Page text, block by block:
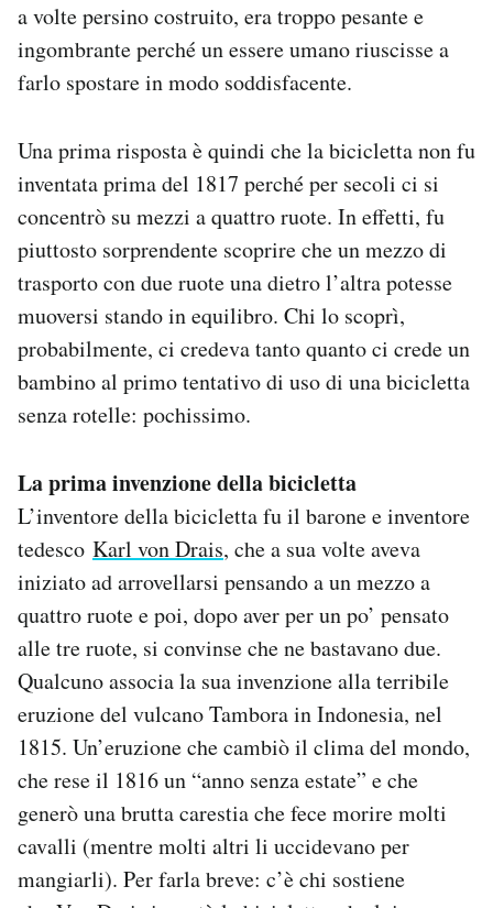
a volte persino costruito, era troppo pesante e
ingombrante perché un essere umano riuscisse a
farlo spostare in modo soddisfacente.
Una prima risposta è quindi che la bicicletta non fu
inventata prima del 1817 perché per secoli ci si
concentrò su mezzi a quattro ruote. In effetti, fu
piuttosto sorprendente scoprire che un mezzo di
trasporto con due ruote una dietro l’altra potesse
muoversi stando in equilibro. Chi lo scoprì,
probabilmente, ci credeva tanto quanto ci crede un
bambino al primo tentativo di uso di una bicicletta
senza rotelle: pochissimo.
La prima invenzione della bicicletta
L’inventore della bicicletta fu il barone e inventore
tedesco Karl von Drais, che a sua volte aveva
iniziato ad arrovellarsi pensando a un mezzo a
quattro ruote e poi, dopo aver per un po’ pensato
alle tre ruote, si convinse che ne bastavano due.
Qualcuno associa la sua invenzione alla terribile
eruzione del vulcano Tambora in Indonesia, nel
1815. Un’eruzione che cambiò il clima del mondo,
che rese il 1816 un “anno senza estate” e che
generò una brutta carestia che fece morire molti
cavalli (mentre molti altri li uccidevano per
mangiarli). Per farla breve: c’è chi sostiene